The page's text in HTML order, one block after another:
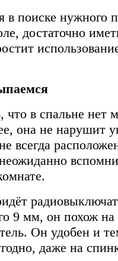
в поиске нужного
достаточно
в спальне нет
она не нарушит
всегда
9 мм, он похож на
Он удобен и
даже на